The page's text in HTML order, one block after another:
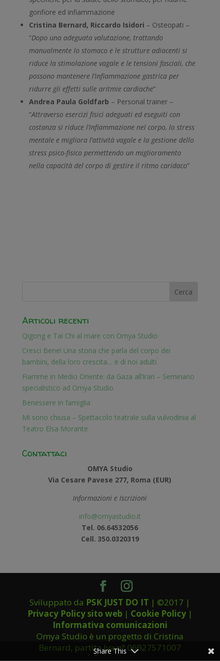
gonfiore ed infiammazione
Cristina Bernard, Riccardo Isidori – Osteopati –
“Dopo una adeguata valutazione, trattando
manualmente lo stomaco e le strutture adiacenti si
riduce la stimolazione vagale e le tensioni fasciali, che
possono mantenere l’infiammazione gastrica per
ridurre gli effetti sulle aritmie cardiache”
Andrea Paula Goldfarb – Personal trainer –
“Attraverso esercizi fisici adeguati ed eseguiti con
costanza si riduce l’infiammazione nel corpo, lo stress
mentale e migliora l’attività vagale e la gestione dello
stress psico-fisico permettendo un miglioramento
nella capacità del corpo di gestire il ritmo caridaco”
Articoli recenti
Qigong e Tai Chi al mare con Omya Studio
Cresci Bene! Una storia che parla del corpo dei
bambini, della loro crescita… e di noi adulti
Fiamme in Medio Oriente: da Gaza all’Iran – Seminario
specialistico ad Omya Studio
Benessere in famiglia
Mi sono chiusa – Spettacolo teatrale sulla vulvodinia al
Teatro Elsa Morante
Contattaci
OMYA Studio
Via Cesare Pavese 277, Roma (EUR)
Informazioni e Iscrizioni
info@omyastudio.it
Tel. 06.64532056
Cell. 350.0320319
Sviluppato da PSK JUST DO IT | ©2017 |
Privacy Policy sito web| Cookie Policy|
Informativa comunicazioni
Omya Studio è un progetto di Cristina
Bernard, partita Iva n° 06927571007
Share This